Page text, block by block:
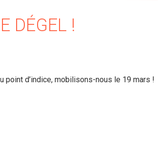
DÉGEL !
point d’indice, mobilisons-nous le 19 mars !